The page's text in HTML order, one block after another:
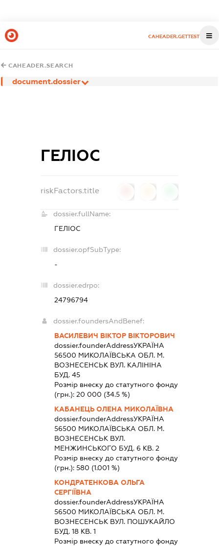
CAHEADER.GETTEST
CAHEADER.SEARCH
document.dossier
ГЕЛІОС
riskFactors.title
dossier.fullName:
ГЕЛІОС
dossier.opfSubType:
-
dossier.edrpo:
24796794
dossier.foundersAndBenef:
ВАСИЛЕВИЧ ВІКТОР ВІКТОРОВИЧ
dossier.founderAddressУКРАЇНА
56500 МИКОЛАЇВСЬКА ОБЛ. М.
ВОЗНЕСЕНСЬК ВУЛ. КАЛІНІНА
БУД. 45
Розмір внеску до статутного фонду
(грн.): 20 000 (34.5 %)
КАБАНЕЦЬ ОЛЕНА МИКОЛАЇВНА
dossier.founderAddressУКРАЇНА
56500 МИКОЛАЇВСЬКА ОБЛ. М.
ВОЗНЕСЕНСЬК ВУЛ.
МЕНЖИНСЬКОГО БУД. 6 КВ. 2
Розмір внеску до статутного фонду
(грн.): 580 (1.001 %)
КОНДРАТЕНКОВА ОЛЬГА
СЕРГІЇВНА
dossier.founderAddressУКРАЇНА
56500 МИКОЛАЇВСЬКА ОБЛ. М.
ВОЗНЕСЕНСЬК ВУЛ. ПОШУКАЙЛО
БУД. 18 КВ. 1
Розмір внеску до статутного фонду